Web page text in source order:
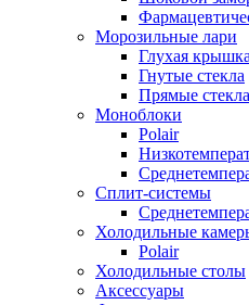
Морозильные лари
Глухая крышка
Гнутые стекла
Прямые стекла
Моноблоки
Polair
Сплит-системы
Холодильные
Polair
Холодильные столы
Аксессуары